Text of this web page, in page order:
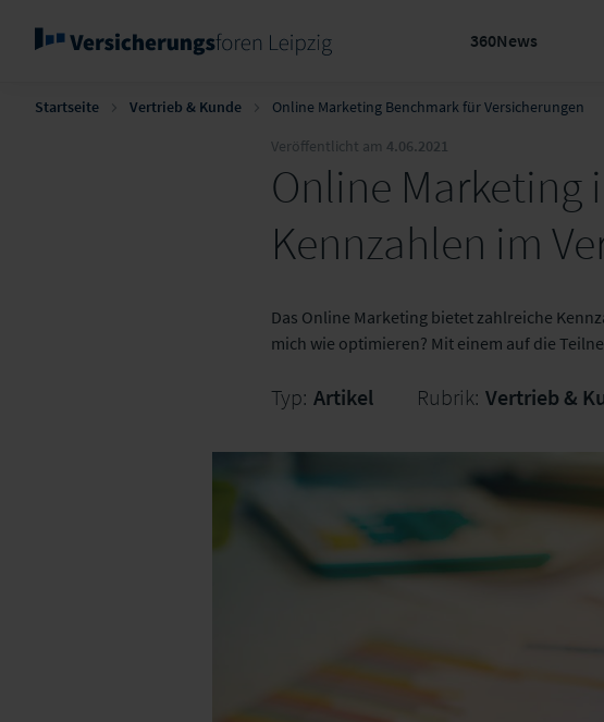
360News
Startseite Vertrieb & Kunde
Online Marketing Benchmark für Versicherungen
Veröffentlicht am 4.06.2021
Online Marketing
Kennzahlen im
Das Online Marketing bietet zahlreiche
mich wie optimieren? Mit einem auf die
Typ: Artikel Rubrik: Vertrieb &